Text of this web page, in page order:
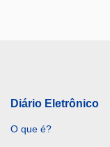
Diário Eletrônico
O que é?